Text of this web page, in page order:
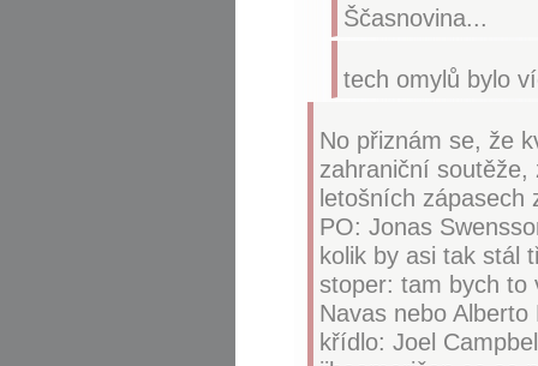
Ščasnovina...
tech omylů bylo
No přiznám se, že
zahraniční
letošních zápasech
PO: Jonas
kolik by asi tak stál
stoper: tam bych to
Navas nebo
křídlo: Joel